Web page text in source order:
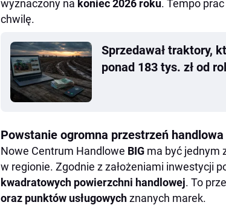
wyznaczony na koniec 2026 roku. Tempo
chwilę.
Sprzedawał traktory,
ponad 183 tys. zł od
Powstanie ogromna przestrzeń handlowa
Nowe Centrum Handlowe BIG ma być jednym
w regionie. Zgodnie z założeniami inwestycji
kwadratowych powierzchni handlowej. To
oraz punktów usługowychznanych marek.